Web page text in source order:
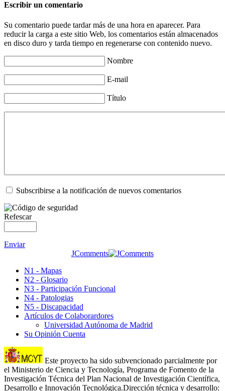
Escribir un comentario
Su comentario puede tardar más de una hora en aparecer. Para
reducir la carga a este sitio Web, los comentarios están almacenados
en disco duro y tarda tiempo en regenerarse con contenido nuevo.
Nombre
E-mail
Título
Subscribirse a la notificación de nuevos comentarios
Refescar
Enviar
JComments
N1 - Mapas
N2 - Glosario
N3 - Participación Funcional
N4 - Patologias
N5 - Discapacidad
Artículos de Colaborardores
Universidad Autónoma de Madrid
Su Opinión Cuenta
Este proyecto ha sido subvencionado parcialmente por
el Ministerio de Ciencia y Tecnología, Programa de Fomento de la
Investigación Técnica del Plan Nacional de Investigación Científica,
Desarrollo e Innovación Tecnológica.Dirección técnica y desarrollo: